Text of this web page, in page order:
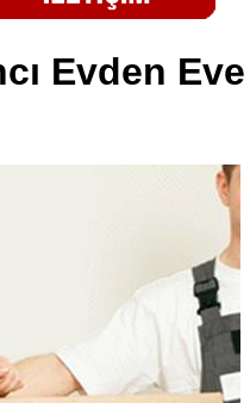
Evden Eve